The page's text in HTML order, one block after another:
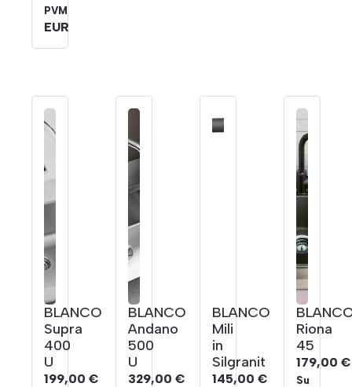
intervalas:
Nuo
389,00 €
PVM
EUR
BLANCO
Supra
400
U
199,00 €
BLANCO
Andano
500
U
329,00 €
BLANCO
Mili
in
Silgranit
145,00 €
Riona
45
179,00 €
Su